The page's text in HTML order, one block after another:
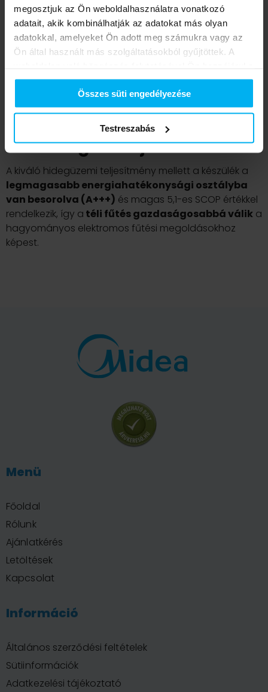
megosztjuk az Ön weboldalhasználatra vonatkozó
adatait, akik kombinálhatják az adatokat más olyan
adatokkal, amelyeket Ön adott meg számukra vagy az
Ön által használt más szolgáltatásokból gyűjtöttek. A
sütik használatához.
Süti információk:https://midea.hu/cookies
Összes süti engedélyezése
Testreszabás
Biztonsági tartalék
szélsőséges időjárásra
A kiváló hidegüzemi teljesítmény mellett a készülék a
legmagasabb energiahatékonysági osztályba
van besorolva (A+++) és magas 5,1-es SCOP értékkel
rendelkezik, így a téli fűtés gazdaságosabbá válik a
hagyományos elektromos fűtési megoldásokhoz
képest.
Menü
Főoldal
Rólunk
Ajánlatkérés
Letöltések
Kapcsolat
Információ
Általános szerződési feltételek
Sütiinformációk
Adatkezelési tájékoztató